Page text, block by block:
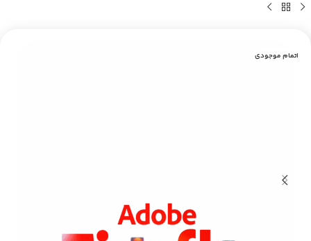
اتمام موجودی